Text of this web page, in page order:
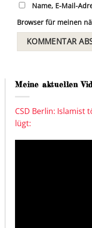
Name, E-Mail-
Browser für meinen
Meine aktuellen
CSD Berlin: Islamist
lügt: